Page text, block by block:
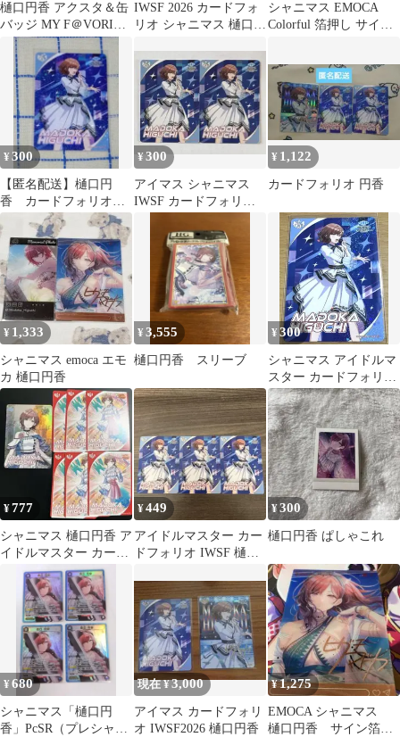
樋口円香 アクスタ＆缶
バッジ MY F＠VORITE
COLLECTION
IWSF 2026 カードフォ
リオ シャニマス 樋口円
シャニマス EMOCA
Colorful 箔押し サイン
¥300
【匿名配送】樋口円
香 カードフォリオ
IWSF2026
¥300
アイマス シャニマス
IWSF カードフォリオ
¥ 1,122
カードフォリオ 円香
¥ 1,333
シャニマス emoca エモ
カ 樋口円香
¥3,555
樋口円香 スリーブ
¥300
シャニマス アイドルマ
スター カードフォリオ
IWSF2026 樋口円香
¥777
シャニマス 樋口円香 ア
イドルマスター カード
フォリオ SR R
¥449
アイドルマスター カー
ドフォリオ IWSF 樋口
¥300
樋口円香 ぱしゃこれ
¥680
シャニマス「樋口円
香」PcSR（プレシャス
現在 ¥3,000
アイマス カードフォリ
オ IWSF2026 樋口円香
¥1,275
EMOCA シャニマス
樋口円香 サイン箔押